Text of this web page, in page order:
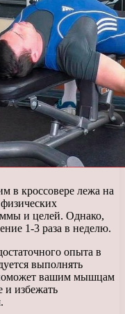
в кроссовере лежа на
и целей. Однако,
1-3 раза в неделю.
опыта в
выполнять
вашим мышцам
и избежать